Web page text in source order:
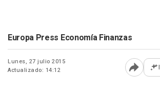
Europa Press Economía Finanzas
Lunes, 27 julio 2015
Actualizado: 14:12
Abrir